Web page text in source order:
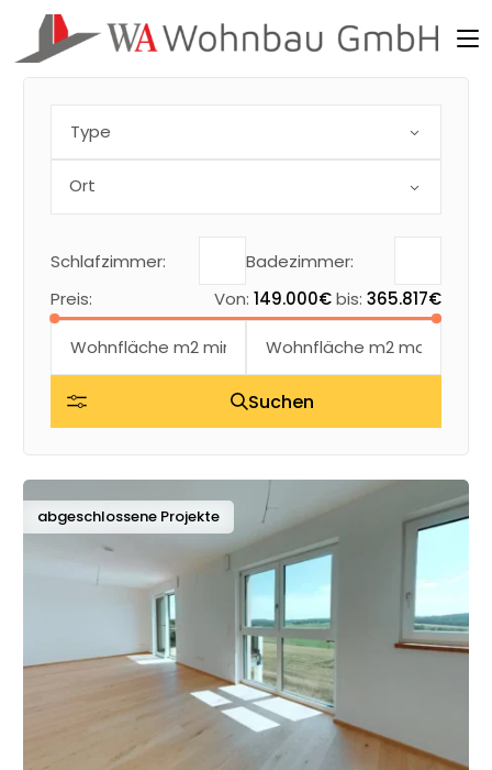
content
Type
Schlafzimmer:
Badezimmer:
Preis:
Von: 149.000€bis: 365.817€
Suchen
abgeschlossene Projekte